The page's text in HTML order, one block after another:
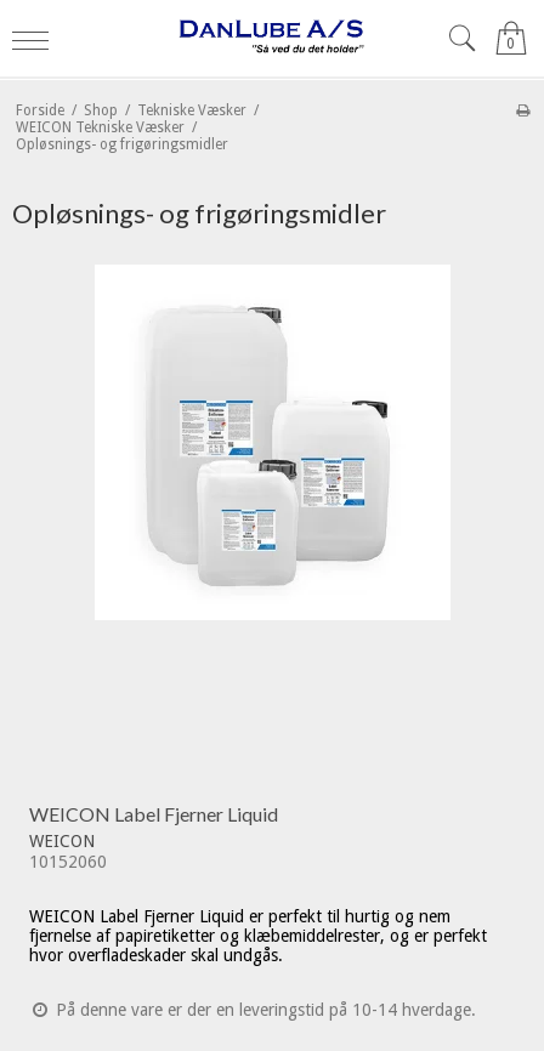
0
Forside / Shop / Tekniske Væsker /
WEICON Tekniske Væsker /
Opløsnings- og frigøringsmidler
Opløsnings- og frigøringsmidler
WEICON Label Fjerner Liquid
WEICON
10152060
WEICON Label Fjerner Liquid er perfekt til hurtig og nem
fjernelse af papiretiketter og klæbemiddelrester, og er perfekt
hvor overfladeskader skal undgås.
På denne vare er der en leveringstid på 10-14 hverdage.